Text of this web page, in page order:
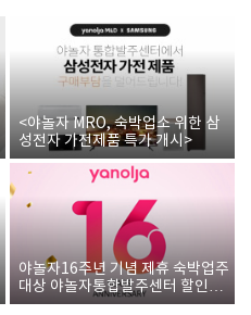
<야놀자 MRO, 숙박업소 위한 삼
성전자 가전제품 특가 개시>
야놀자16주년 기념 제휴 숙박업주
대상 야놀자통합발주센터 할인쿠
폰 증정